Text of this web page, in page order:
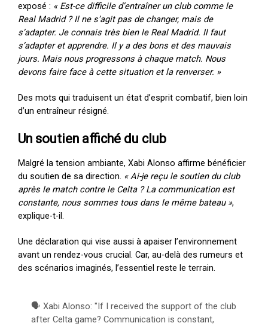
exposé : « Est-ce difficile d’entraîner un club comme le
Real Madrid ? Il ne s’agit pas de changer, mais de
s’adapter. Je connais très bien le Real Madrid. Il faut
s’adapter et apprendre. Il y a des bons et des mauvais
jours. Mais nous progressons à chaque match. Nous
devons faire face à cette situation et la renverser. »
Des mots qui traduisent un état d’esprit combatif, bien loin
d’un entraîneur résigné.
Un soutien affiché du club
Malgré la tension ambiante, Xabi Alonso affirme bénéficier
du soutien de sa direction. « Ai-je reçu le soutien du club
après le match contre le Celta ? La communication est
constante, nous sommes tous dans le même bateau »,
explique-t-il.
Une déclaration qui vise aussi à apaiser l’environnement
avant un rendez-vous crucial. Car, au-delà des rumeurs et
des scénarios imaginés, l’essentiel reste le terrain.
🗣 Xabi Alonso: "If I received the support of the club
after Celta game? Communication is constant,